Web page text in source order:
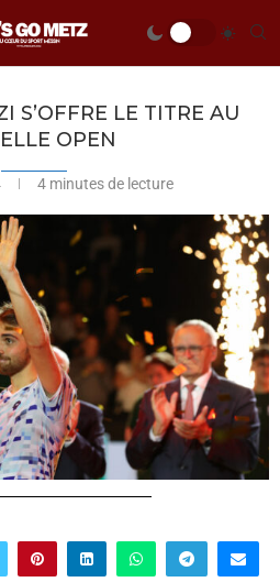
S’OFFRE LE TITRE AU
OPEN
4 minutes de lecture